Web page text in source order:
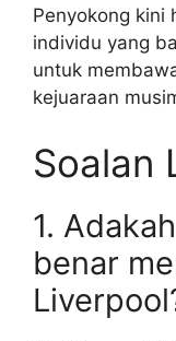
Penyokong kini
individu yang
untuk
kejuaraan
Soalan
1.
benar